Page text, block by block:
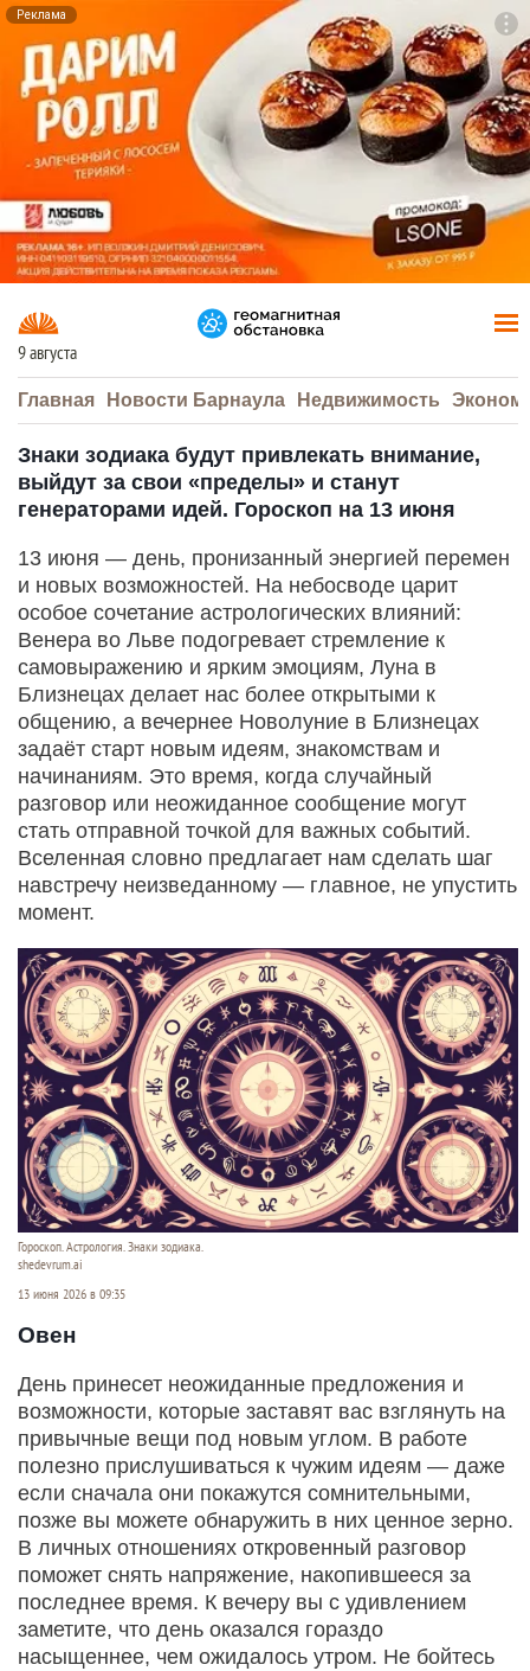
Реклама
9 августа
Главная Новости Барнаула Недвижимость
Знаки зодиака будут привлекать внимание,
выйдут за свои «пределы» и станут
генераторами идей. Гороскоп на 13 июня
13 июня — день, пронизанный энергией перемен
и новых возможностей. На небосводе царит
особое сочетание астрологических влияний:
Венера во Льве подогревает стремление к
самовыражению и ярким эмоциям, Луна в
Близнецах делает нас более открытыми к
общению, а вечернее Новолуние в Близнецах
задаёт старт новым идеям, знакомствам и
начинаниям. Это время, когда случайный
разговор или неожиданное сообщение могут
стать отправной точкой для важных событий.
Вселенная словно предлагает нам сделать шаг
навстречу неизведанному — главное, не упустить
момент.
Гороскоп. Астрология. Знаки зодиака.
shedevrum.ai
13 июня 2026 в 09:35
Овен
День принесет неожиданные предложения и
возможности, которые заставят вас взглянуть на
привычные вещи под новым углом. В работе
полезно прислушиваться к чужим идеям — даже
если сначала они покажутся сомнительными,
позже вы можете обнаружить в них ценное зерно.
В личных отношениях откровенный разговор
поможет снять напряжение, накопившееся за
последнее время. К вечеру вы с удивлением
заметите, что день оказался гораздо
насыщеннее, чем ожидалось утром. Не бойтесь